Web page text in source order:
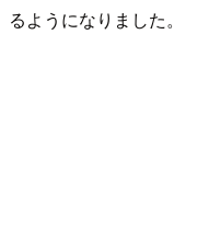
るようになりました。